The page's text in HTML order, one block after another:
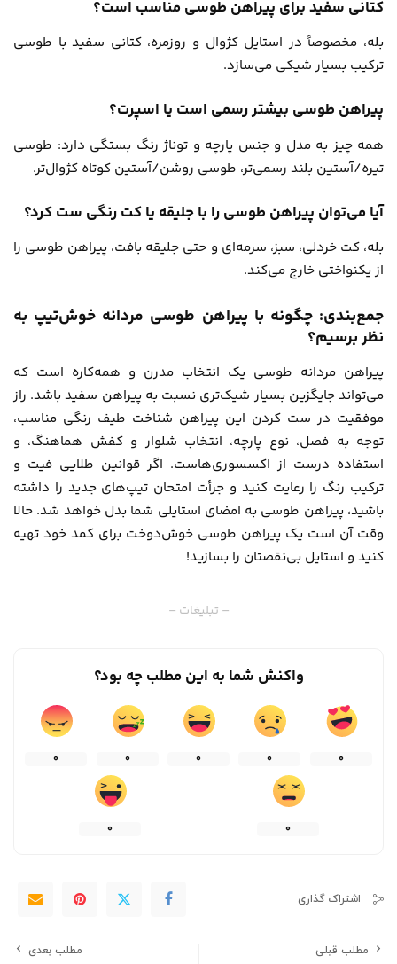
کتانی سفید برای پیراهن طوسی مناسب است؟
بله، مخصوصاً در استایل کژوال و روزمره، کتانی سفید با طوسی
ترکیب بسیار شیکی می‌سازد.
پیراهن طوسی بیشتر رسمی است یا اسپرت؟
همه چیز به مدل و جنس پارچه و توناژ رنگ بستگی دارد: طوسی
تیره/آستین بلند رسمی‌تر، طوسی روشن/آستین کوتاه کژوال‌تر.
آیا می‌توان پیراهن طوسی را با جلیقه یا کت رنگی ست کرد؟
بله، کت خردلی، سبز، سرمه‌ای و حتی جلیقه بافت، پیراهن طوسی را
از یکنواختی خارج می‌کند.
جمع‌بندی: چگونه با پیراهن طوسی مردانه خوش‌تیپ به
نظر برسیم؟
پیراهن مردانه طوسی یک انتخاب مدرن و همه‌کاره است که
می‌تواند جایگزین بسیار شیک‌تری نسبت به پیراهن سفید باشد. راز
موفقیت در ست کردن این پیراهن شناخت طیف رنگی مناسب،
توجه به فصل، نوع پارچه، انتخاب شلوار و کفش هماهنگ، و
استفاده درست از اکسسوری‌هاست. اگر قوانین طلایی فیت و
ترکیب رنگ را رعایت کنید و جرأت امتحان تیپ‌های جدید را داشته
باشید، پیراهن طوسی به امضای استایلی شما بدل خواهد شد. حالا
وقت آن است یک پیراهن طوسی خوش‌دوخت برای کمد خود تهیه
کنید و استایل بی‌نقصتان را بسازید!
– تبلیغات –
واکنش شما به این مطلب چه بود؟
0
0
0
0
0
0
0
اشتراک گذاری
مطلب قبلی مطلب بعدی